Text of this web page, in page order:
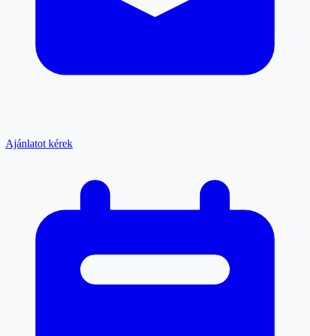
Ajánlatot kérek